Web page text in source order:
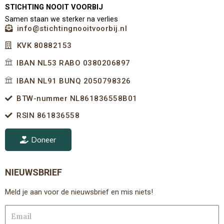
STICHTING NOOIT VOORBIJ
Samen staan we sterker na verlies
info@stichtingnooitvoorbij.nl
KVK 80882153
IBAN NL53 RABO 0380206897
IBAN NL91 BUNQ 2050798326
BTW-nummer NL861836558B01
RSIN 861836558
Doneer
NIEUWSBRIEF
Meld je aan voor de nieuwsbrief en mis niets!